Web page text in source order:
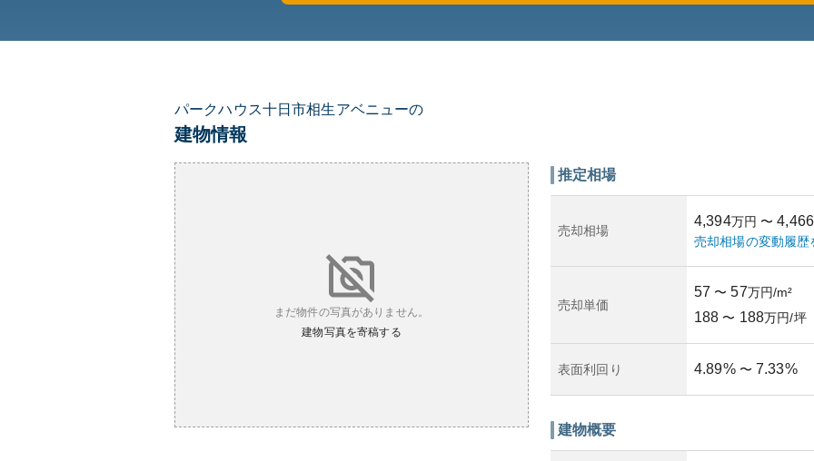
パークハウス十日市相生アベニューの
建物情報
まだ物件の写真がありません。
建物写真を寄稿する
推定相場
売却相場
4,394万円 〜 4,466
売却相場の変動履歴
売却単価
57 〜 57万円/m²
188 〜 188万円/坪
表面利回り 4.89% 〜 7.33%
建物概要